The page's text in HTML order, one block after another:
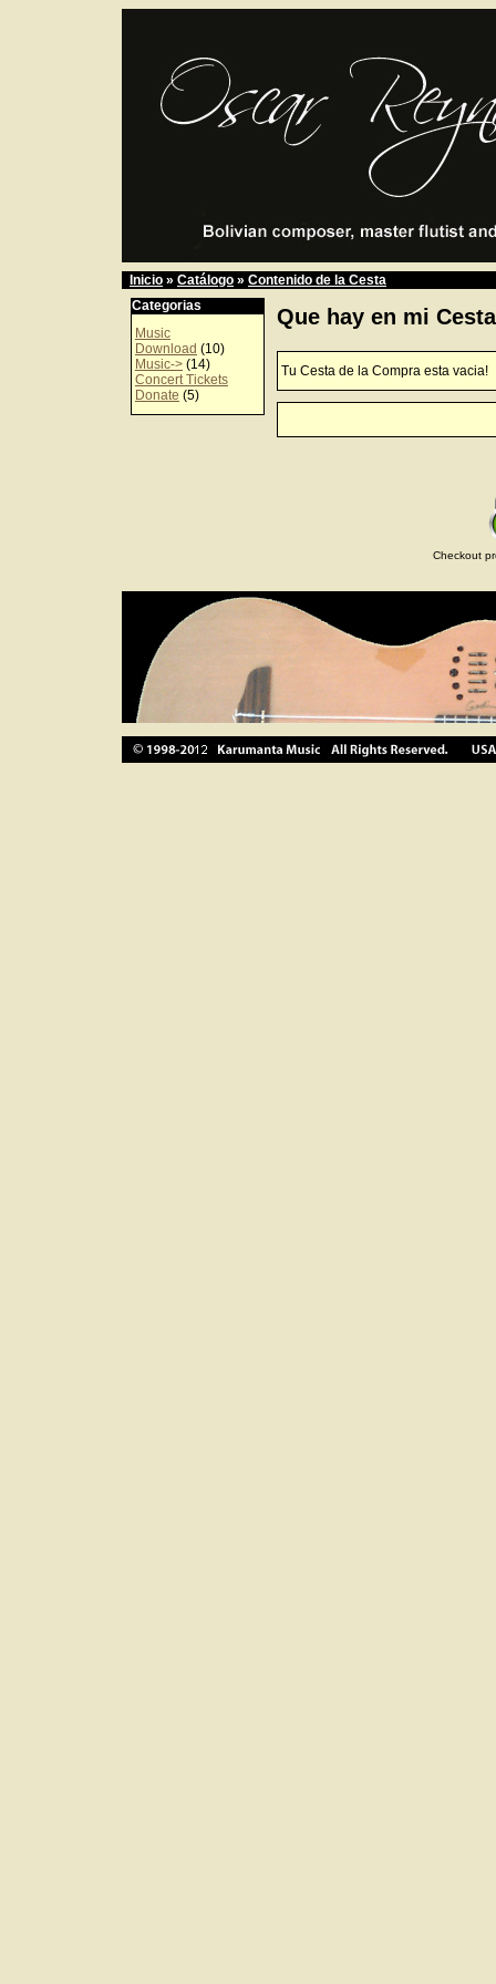
Inicio » Catálogo » Contenido de la Cesta
Categorias
Music
Download (10)
Music-> (14)
Concert Tickets
Donate (5)
Que hay en mi
Tu Cesta de la Compra esta vacia!
Checkout